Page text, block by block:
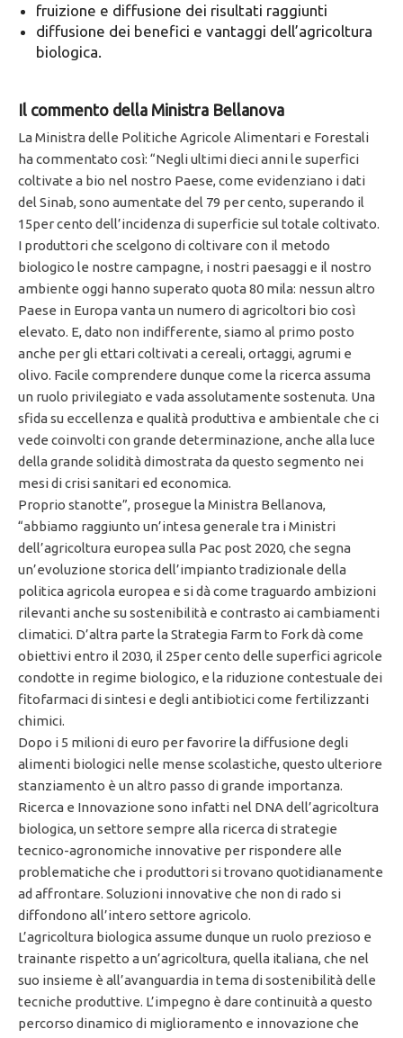
fruizione e diffusione dei risultati raggiunti
diffusione dei benefici e vantaggi dell’agricoltura
biologica.
Il commento della Ministra Bellanova
La Ministra delle Politiche Agricole Alimentari e Forestali
ha commentato così: “Negli ultimi dieci anni le superfici
coltivate a bio nel nostro Paese, come evidenziano i dati
del Sinab, sono aumentate del 79 per cento, superando il
15per cento dell’incidenza di superficie sul totale coltivato.
I produttori che scelgono di coltivare con il metodo
biologico le nostre campagne, i nostri paesaggi e il nostro
ambiente oggi hanno superato quota 80 mila: nessun altro
Paese in Europa vanta un numero di agricoltori bio così
elevato. E, dato non indifferente, siamo al primo posto
anche per gli ettari coltivati a cereali, ortaggi, agrumi e
olivo. Facile comprendere dunque come la ricerca assuma
un ruolo privilegiato e vada assolutamente sostenuta. Una
sfida su eccellenza e qualità produttiva e ambientale che ci
vede coinvolti con grande determinazione, anche alla luce
della grande solidità dimostrata da questo segmento nei
mesi di crisi sanitari ed economica.
Proprio stanotte”, prosegue la Ministra Bellanova,
“abbiamo raggiunto un’intesa generale tra i Ministri
dell’agricoltura europea sulla Pac post 2020, che segna
un’evoluzione storica dell’impianto tradizionale della
politica agricola europea e si dà come traguardo ambizioni
rilevanti anche su sostenibilità e contrasto ai cambiamenti
climatici. D’altra parte la Strategia Farm to Fork dà come
obiettivi entro il 2030, il 25per cento delle superfici agricole
condotte in regime biologico, e la riduzione contestuale dei
fitofarmaci di sintesi e degli antibiotici come fertilizzanti
chimici.
Dopo i 5 milioni di euro per favorire la diffusione degli
alimenti biologici nelle mense scolastiche, questo ulteriore
stanziamento è un altro passo di grande importanza.
Ricerca e Innovazione sono infatti nel DNA dell’agricoltura
biologica, un settore sempre alla ricerca di strategie
tecnico-agronomiche innovative per rispondere alle
problematiche che i produttori si trovano quotidianamente
ad affrontare. Soluzioni innovative che non di rado si
diffondono all’intero settore agricolo.
L’agricoltura biologica assume dunque un ruolo prezioso e
trainante rispetto a un’agricoltura, quella italiana, che nel
suo insieme è all’avanguardia in tema di sostenibilità delle
tecniche produttive. L’impegno è dare continuità a questo
percorso dinamico di miglioramento e innovazione che